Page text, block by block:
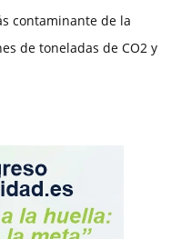
contaminante de la
de toneladas de CO2 y